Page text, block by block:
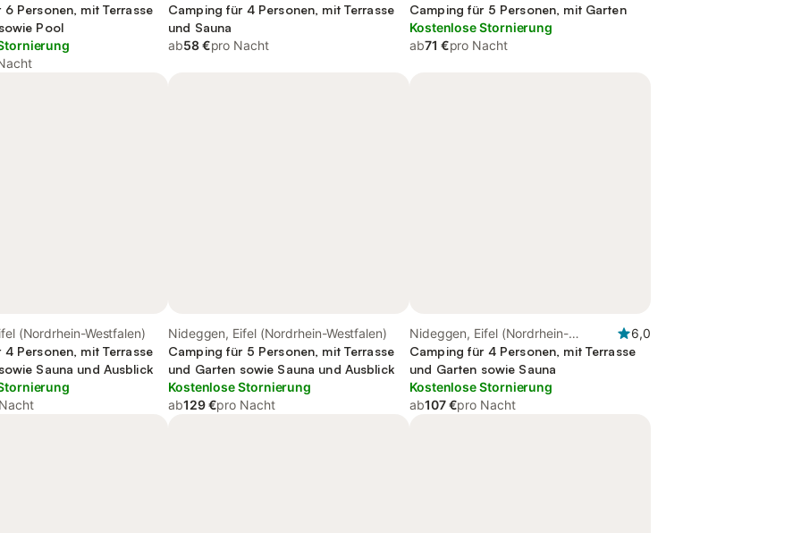
Personen, mit Terrasse
Pool
Westfalen)
Camping für 4 Personen, mit Terrasse
und Sauna
ab58 €pro Nacht
Camping für 5 Personen, mit Garten
Kostenlose Stornierung
ab71 €pro Nacht
(Nordrhein-Westfalen)
Personen, mit Terrasse
Sauna und Ausblick
Nideggen, Eifel (Nordrhein-Westfalen)
Camping für 5 Personen, mit Terrasse
und Garten sowie Sauna und Ausblick
Kostenlose Stornierung
ab129 €pro Nacht
Nideggen, Eifel (Nordrhein-
Westfalen)
6,0
Camping für 4 Personen, mit Terrasse
und Garten sowie Sauna
Kostenlose Stornierung
ab107 €pro Nacht